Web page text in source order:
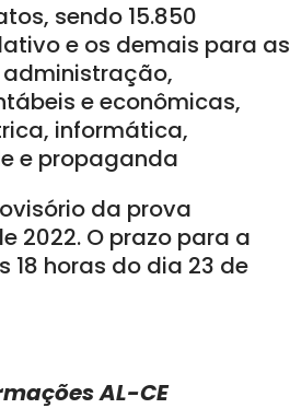
sendo 15.850
e os demais para as
e econômicas,
informática,
e propaganda
da prova
2022. O prazo para a
18 horas do dia 23 de
AL-CE